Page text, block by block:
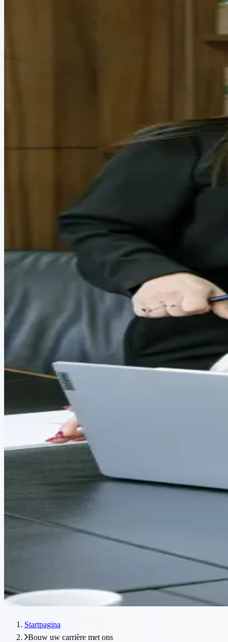
Startpagina
Bouw uw carrière met ons